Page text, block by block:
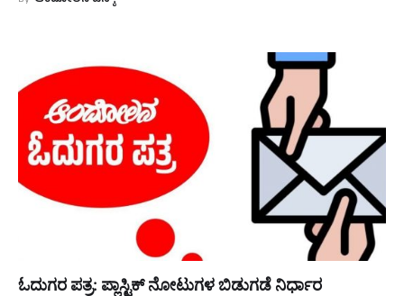
ಓದುಗರ ಪತ್ರ: ಪ್ಲಾಸ್ಟಿಕ್ ನೋಟುಗಳ ಬಿಡುಗಡೆ ನಿರ್ಧಾರ